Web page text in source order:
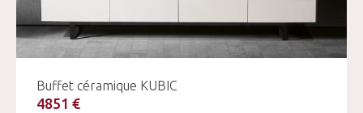
Buffet céramique KUBIC
4851 €